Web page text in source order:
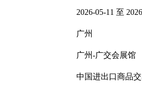
2026-05-11 至
广州
广州-广交会展馆
中国进出口商品